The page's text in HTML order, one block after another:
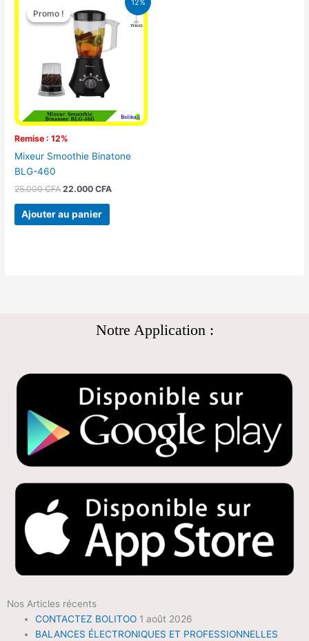
12%
Promo !
Remise : 12%
Promo !
Mixeur Smoothie Binatone
BLG-460
25.000CFA
prix
initial
était :
25.000 CFA.
22.000CFA
prix
actuel
est :
Ajouter au panier
Notre Application :
Nos Articles récents
CONTACTEZ BOLITOO 1 août 2026
BALANCES ÉLECTRONIQUES ET PROFESSIONNELLES